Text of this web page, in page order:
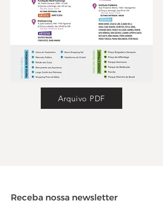
Arquivo PDF
Receba nossa newsletter